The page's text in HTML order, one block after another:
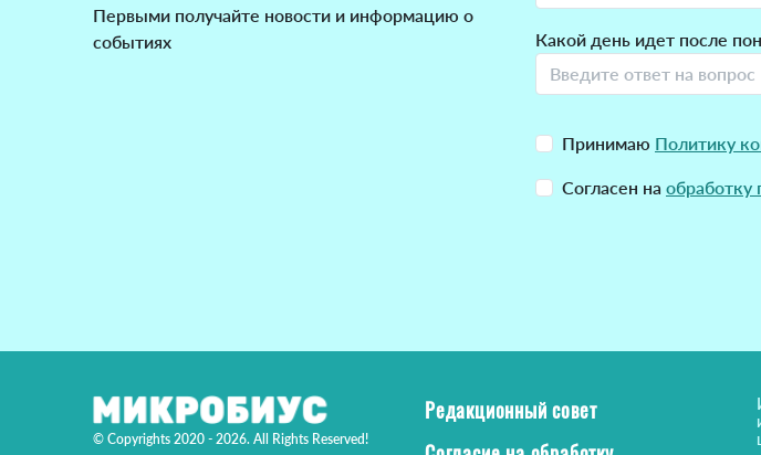
Первыми получайте новости и информацию о
событиях
Какой день идет после
Принимаю Политику
Согласен на обработку
© Copyrights 2020 - 2026. All Rights Reserved!
Редакционный совет